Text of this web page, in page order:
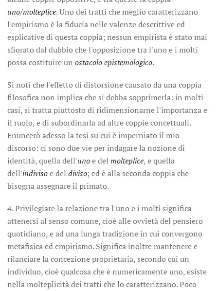
uno/molteplice. Uno dei tratti che meglio caratterizzano
l'empirismo è la fiducia nelle valenze descrittive ed
esplicative di questa coppia; nessun empirista è stato mai
sfiorato dal dubbio che l'opposizione tra l'uno e i molti
possa costituire un ostacolo epistemologico.
Si noti che l'effetto di distorsione causato da una coppia
filosofica non implica che si debba sopprimerla: in molti
casi, si tratta piuttosto di ridimensionarne l'importanza e
il ruolo, e di subordinarla ad altre coppie concettuali.
Enuncerò adesso la tesi su cui è imperniato il mio
discorso: ci sono due vie per indagare la nozione di
identità, quella dell'unoe del molteplice, e quella
dell'indivisoe del diviso; ed è alla seconda coppia che
bisogna assegnare il primato.
4. Privilegiare la relazione tra l'uno e i molti significa
attenersi al senso comune, cioè alle ovvietà del pensiero
quotidiano, e ad una lunga tradizione in cui convergono
metafisica ed empirismo. Significa inoltre mantenere e
rilanciare la concezione proprietaria, secondo cui un
individuo, cioè qualcosa che è numericamente uno, esiste
nella molteplicità dei tratti che lo caratterizzano. Poco